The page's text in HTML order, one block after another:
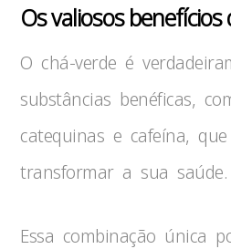
Os valiosos
O chá-verde é
substâncias benéficas,
catequinas e cafeína,
transformar a sua saúde.
Essa combinação única